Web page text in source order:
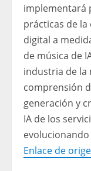
implementará
prácticas de
digital a
de música de
industria de la
comprensión
generación y
IA de los
Enlace de